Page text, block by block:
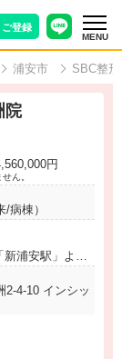
ご登録
MENU
浦安市 SBC整
院
円
ん。
病棟）
新浦安駅」より
バス乗り場F
19系統乗車「順
すぐ
2-4-10 インシッ